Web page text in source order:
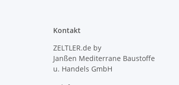
Kontakt
ZELTLER.de by
Janßen Mediterrane Baustoffe
u. Handels GmbH